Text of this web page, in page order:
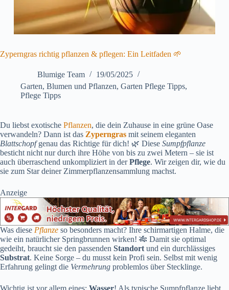
Zyperngras richtig pflanzen & pflegen: Ein Leitfaden 🌱
Blumige Team
19/05/2025
Garten, Blumen und Pflanzen, Garten Pflege Tipps,
Pflege Tipps
Du liebst exotische Pflanzen, die dein Zuhause in eine grüne Oase
verwandeln? Dann ist das Zyperngras mit seinem eleganten
Blattschopfgenau das Richtige für dich! 🌿 Diese Sumpfpflanze
besticht nicht nur durch ihre Höhe von bis zu zwei Metern – sie ist
auch überraschend unkompliziert in derPflege. Wir zeigen dir, wie du
sie zum Star deiner Zimmerpflanzensammlung machst.
Anzeige
Was diese Pflanze so besonders macht? Ihre schirmartigen Halme, die
wie ein natürlicher Springbrunnen wirken! 🎋 Damit sie optimal
gedeiht, braucht sie den passenden Standortund ein durchlässiges
Substrat. Keine Sorge – du musst kein Profi sein. Selbst mit wenig
Erfahrung gelingt die Vermehrung problemlos über Stecklinge.